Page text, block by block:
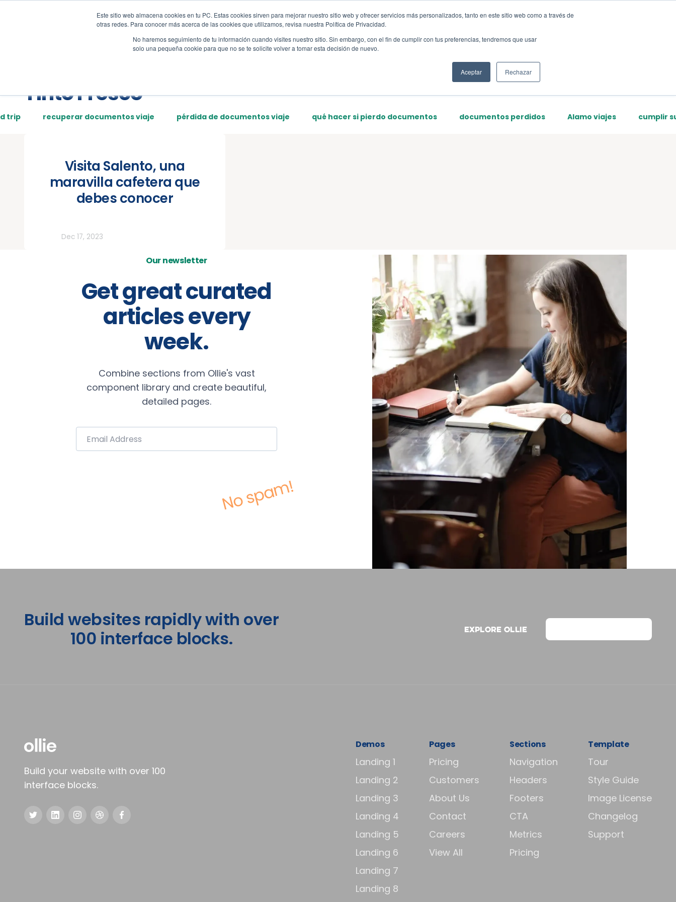
Este sitio web almacena cookies en tu PC. Estas cookies sirven para mejorar nuestro sitio web y ofrecer servicios más personalizados, tanto en este sitio web como a través de
otras redes. Para conocer más acerca de las cookies que utilizamos, revisa nuestra Política de Privacidad.
No haremos seguimiento de tu información cuando visites nuestro sitio. Sin embargo, con el fin de cumplir con tus preferencias, tendremos que usar
solo una pequeña cookie para que no se te solicite volver a tomar esta decisión de nuevo.
Aceptar Rechazar
Tour Demos Pages Sections Template
Tinto Fresco
trip recuperar documentos viaje pérdida de documentos viaje qué hacer si pierdo documentos documentos perdidos Alamo viajes cumplir
Visita Salento, una
maravilla cafetera que
debes conocer
Dec 17, 2023
Our newsletter
Get great curated
articles every
week.
Combine sections from Ollie's vast
component library and create beautiful,
detailed pages.
No spam!
Build websites rapidly with over
100 interface blocks.
Explore Ollie
Build your website with over 100
interface blocks.
Demos
Landing 1
Landing 2
Landing 3
Landing 4
Landing 5
Landing 6
Landing 7
Landing 8
Pages
Pricing
Customers
About Us
Contact
Careers
View All
Sections
Navigation
Headers
Footers
CTA
Metrics
Pricing
Template
Tour
Style Guide
Image License
Changelog
Support